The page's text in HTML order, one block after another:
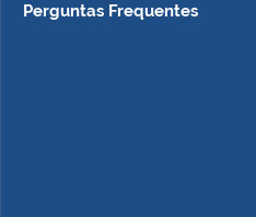
Perguntas Frequentes